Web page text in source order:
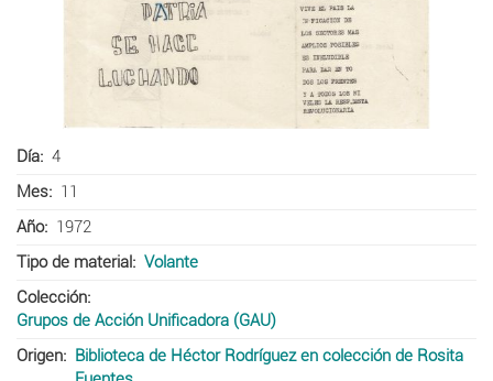
Día
4
Mes
11
Año
1972
Tipo de material
Volante
Colección
Grupos de Acción Unificadora (GAU)
Origen
Biblioteca de Héctor Rodríguez en colección de Rosita